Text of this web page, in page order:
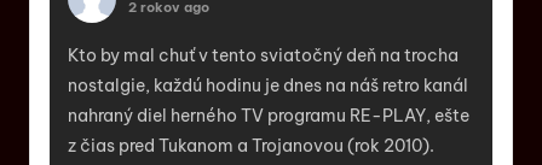
2 rokov ago
Kto by mal chuť v tento sviatočný deň na trocha
nostalgie, každú hodinu je dnes na náš retro kanál
nahraný diel herného TV programu RE-PLAY, ešte
z čias pred Tukanom a Trojanovou (rok 2010).